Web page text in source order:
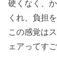
硬くなく、
くれ、負担
この感覚は
ェアってす